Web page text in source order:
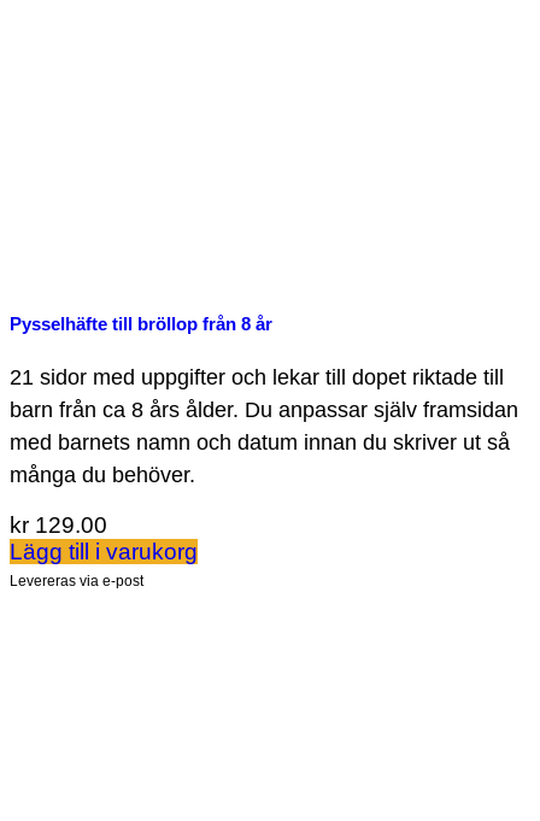
Pysselhäfte till bröllop från 8 år
21 sidor med uppgifter och lekar till dopet riktade till
barn från ca 8 års ålder. Du anpassar själv framsidan
med barnets namn och datum innan du skriver ut så
många du behöver.
kr 129.00
Lägg till i varukorg
Levereras via e-post